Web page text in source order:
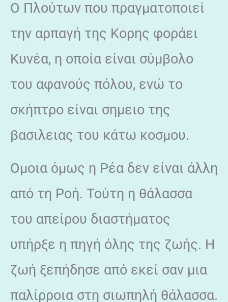
Ο Πλούτων που πραγματοποιεί
την αρπαγή της Κορης φοράει
Κυνέα, η οποία είναι σύμβολο
του αφανούς πόλου, ενώ το
σκήπτρο είναι σημειο της
βασιλειας του κάτω κοσμου.
Ομοια όμως η Ρέα δεν είναι άλλη
από τη Ροή. Τούτη η θάλασσα
του απείρου διαστήματος
υπήρξε η πηγή όλης της ζωής. Η
ζωή ξεπήδησε από εκεί σαν μια
παλίρροια στη σιωπηλή θάλασσα.